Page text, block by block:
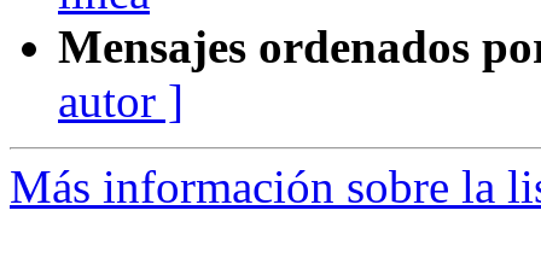
Mensajes ordenados
autor ]
Más información sobre la